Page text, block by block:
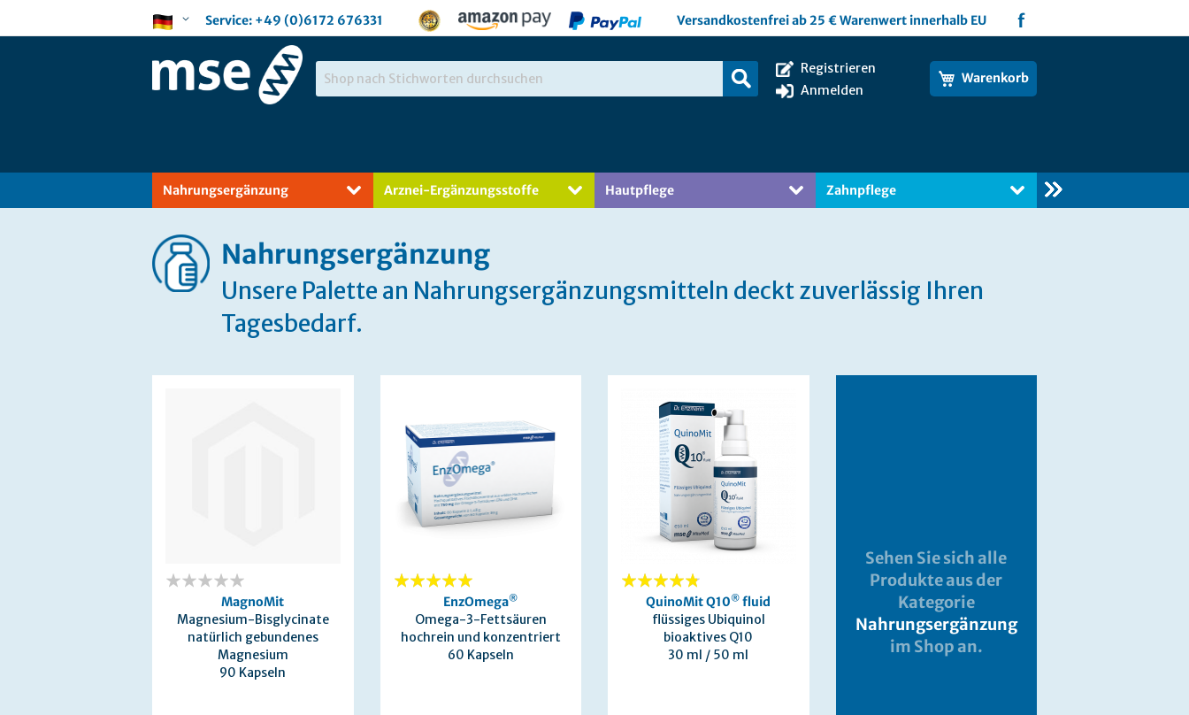
zum
Sprache Service: +49 (0)6172 676331 Versandkostenfrei ab 25 € Warenwert innerhalb EU f
Suche
Warenkorb
Registrieren
Anmelden
Nahrungsergänzung Arznei-Ergänzungsstoffe Hautpflege Zahnpflege Bücher
Nahrungsergänzung
Unsere Palette an Nahrungsergänzungsmitteln deckt zuverlässig Ihren
Tagesbedarf.
MagnoMit
Magnesium-Bisglycinate
natürlich gebundenes
Magnesium
90 Kapseln
EnzOmega®
Omega-3-Fettsäuren
hochrein und konzentriert
60 Kapseln
QuinoMit Q10® fluid
flüssiges Ubiquinol
bioaktives Q10
30 ml / 50 ml
Sehen Sie sich alle
Produkte aus der
Kategorie
Nahrungsergänzung
im Shop an.